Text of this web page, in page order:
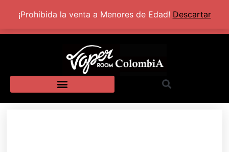
+57 320 2924318 Lun - Sab: 10:00 AM - 5:30 PM
¡Prohibida la venta a Menores de Edad! Descartar